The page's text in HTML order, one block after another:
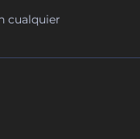
cualquier